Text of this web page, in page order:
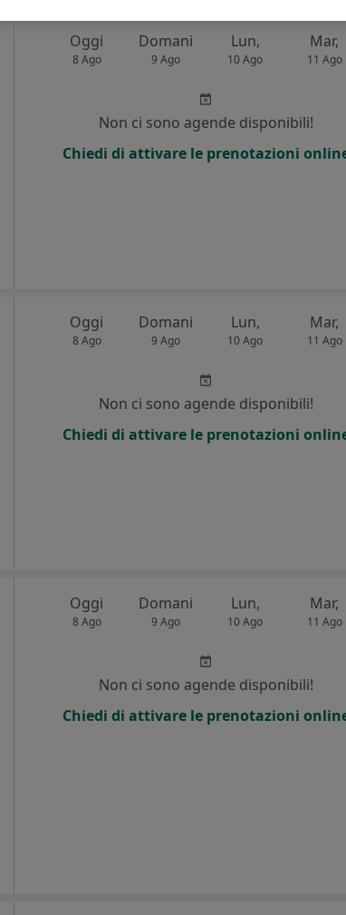
Oggi
8 Ago
Domani
9 Ago
Lun,
10 Ago
Mar,
11 Ago
Non ci sono agende disponibili!
Chiedi di attivare le prenotazioni
Oggi
8 Ago
Domani
9 Ago
Lun,
10 Ago
Mar,
11 Ago
Non ci sono agende disponibili!
Chiedi di attivare le prenotazioni
Oggi
8 Ago
Domani
9 Ago
Lun,
10 Ago
Mar,
11 Ago
Non ci sono agende disponibili!
Chiedi di attivare le prenotazioni